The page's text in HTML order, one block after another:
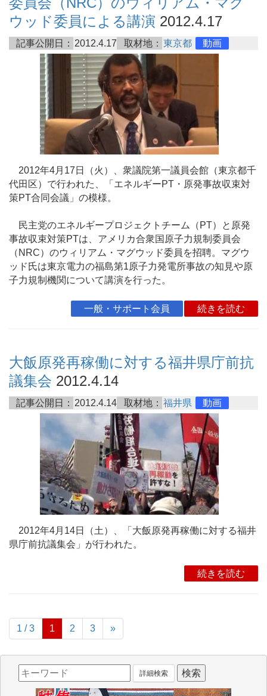
ウッド委員による講演 2012.4.17
記事公開日： 2012.4.17 取材地： 東京都 動画
2012年4月17日（火）、衆議院第一議員会館（東京都千
代田区）で行われた、「エネルギーPT・原発事故収束対
策PT合同会議」の模様。
民主党のエネルギープロジェクトチーム（PT）と原発
事故収束対策PTは、アメリカ合衆国原子力規制委員会
（NRC）のウィリアム・マグウッド委員を招聘。マグウ
ッド氏は東京電力の福島第1原子力発電所事故の知見や原
子力規制機関について講演を行った。
一般・サポート会員 続きを読む
大飯原発再稼働に対する福井県庁前抗
議集会 2012.4.14
記事公開日： 2012.4.14 取材地： 福井県 動画
2012年4月14日（土）、「大飯原発再稼働に対する福井
県庁前抗議集会」が行われた。
続きを読む
1 / 3 1 2 3 »
詳細検索